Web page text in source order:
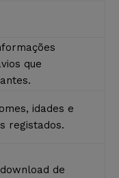
que
idades e
registados.
de